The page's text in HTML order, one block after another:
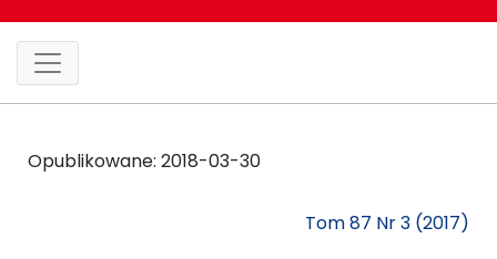
Opublikowane: 2018-03-30
Tom 87 Nr 3 (2017)